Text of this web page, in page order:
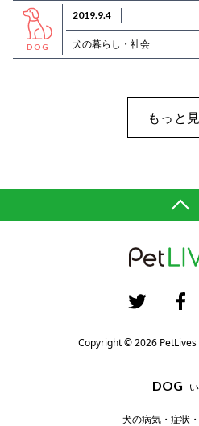
DOG
2019.9.4
犬の暮らし・社会
もっと
Copyright © 2026
DOG
犬の病気・症状